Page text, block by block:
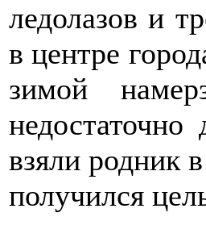
ледолазов и
в центре
зимой
взяли родник
получился